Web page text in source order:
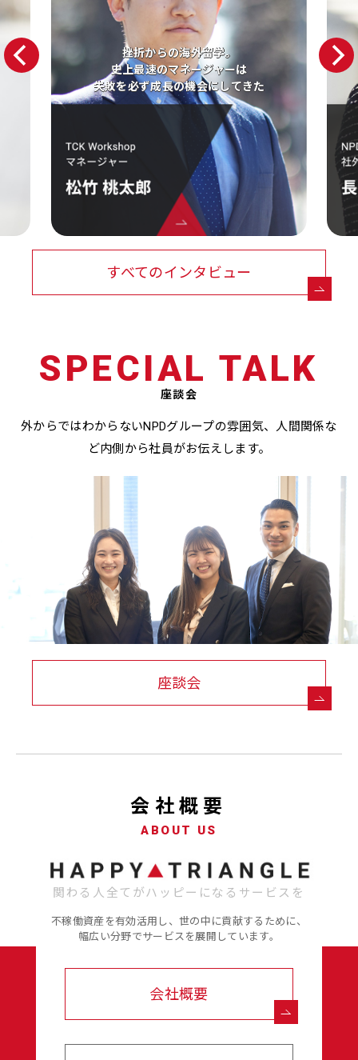
挫折からの海外留学。
史上最速のマネージャーは
失敗を必ず成長の機会にしてきた
すべてのインタビュー
SPECIAL TALK
座談会
外からではわからないNPDグループの雰囲気、人間関係な
ど内側から社員がお伝えします。
座談会
会社概要
ABOUT US
関わる人全てがハッピーになるサービスを
不稼働資産を有効活用し、世の中に貢献するために、
幅広い分野でサービスを展開しています。
会社概要